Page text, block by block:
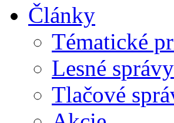
Články
Tématické
Lesné správy
Tlačové